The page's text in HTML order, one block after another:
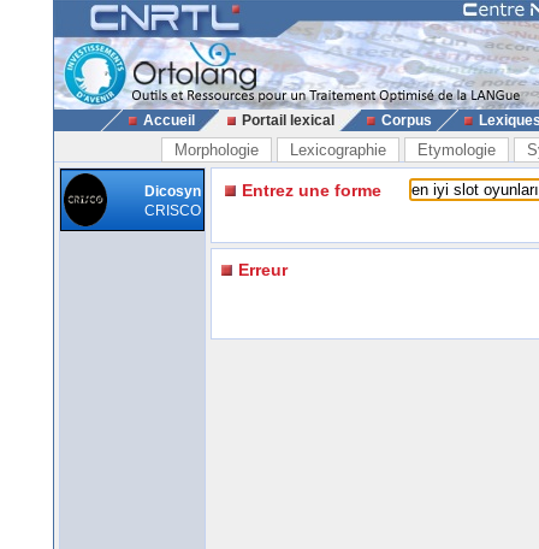
Accueil Portail lexical Corpus
Morphologie Lexicographie Etymologie
Dicosyn
CRISCO
Entrez une forme
Erreur